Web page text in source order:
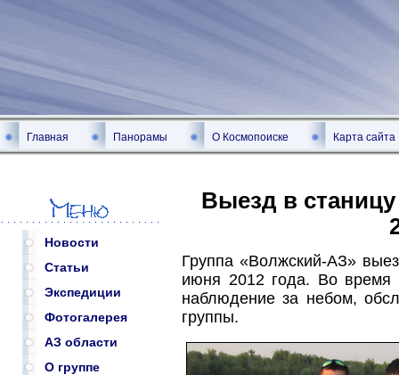
Главная Панорамы О Космопоиске Карта сайта
Новости
Статьи
Экспедиции
Фотогалерея
АЗ области
О группе
Выезд в
Группа «Волжский-АЗ»
июня 2012 года. Во время
наблюдение за небом,
группы.